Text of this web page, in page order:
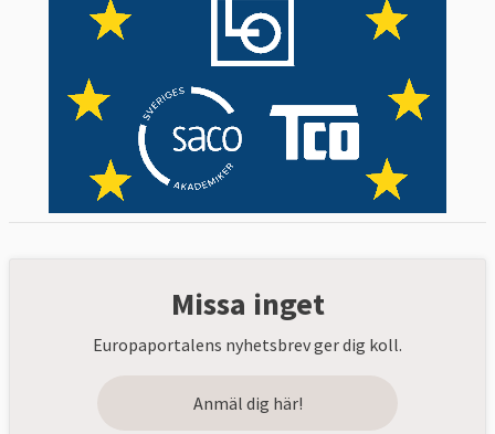
Missa inget
Europaportalens nyhetsbrev ger dig koll.
Anmäl dig här!